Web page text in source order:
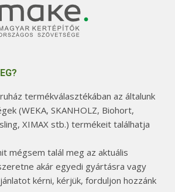
termékválasztékában az általunk
(WEKA, SKANHOLZ, Biohort,
XIMAX stb.) termékeit találhatja
mégsem talál meg az aktuális
akár egyedi gyártásra vagy
kérni, kérjük, forduljon hozzánk